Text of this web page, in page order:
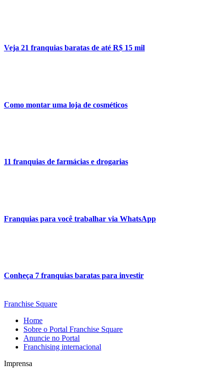
Veja 21 franquias baratas de até R$ 15 mil
Como montar uma loja de cosméticos
11 franquias de farmácias e drogarias
Franquias para você trabalhar via WhatsApp
Conheça 7 franquias baratas para investir
Franchise Square
Home
Sobre o Portal Franchise Square
Anuncie no Portal
Franchising internacional
Imprensa